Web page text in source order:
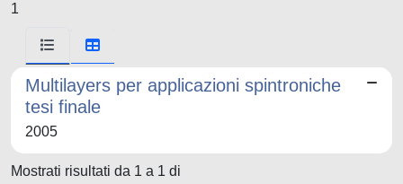
1
Multilayers per applicazioni spintroniche
tesi finale
2005
Mostrati risultati da 1 a 1 di